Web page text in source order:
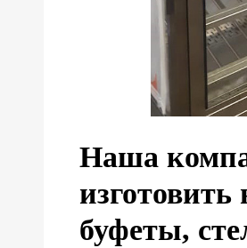
Наша
буфеты,